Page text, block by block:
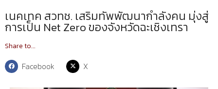
เนคเทค สวทช. เสริมทัพพัฒนากำลังคน มุ่งสู่
การเป็น Net Zero ของจังหวัดฉะเชิงเทรา
Share to...
Facebook X